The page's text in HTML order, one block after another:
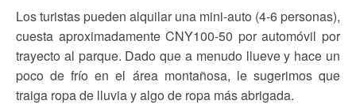
Los turistas pueden alquilar una mini-auto (4-6 personas),
cuesta aproximadamente CNY100-50 por automóvil por
trayecto al parque. Dado que a menudo llueve y hace un
poco de frío en el área montañosa, le sugerimos que
traiga ropa de lluvia y algo de ropa más abrigada.